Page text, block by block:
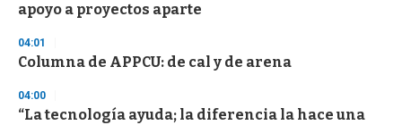
apoyo a proyectos aparte
04:01
Columna de APPCU: de cal y de arena
04:00
“La tecnología ayuda; la diferencia la hace una